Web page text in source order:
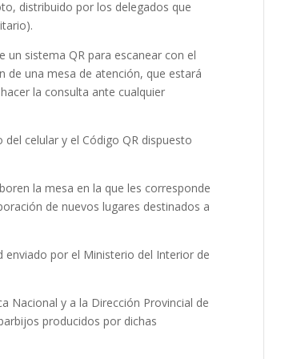
distribuido por los delegados que
un sistema QR para escanear con el
de una mesa de atención, que estará
la consulta ante cualquier
celular y el Código QR dispuesto
la mesa en la que les corresponde
de nuevos lugares destinados a
enviado por el Ministerio del Interior de
Nacional y a la Dirección Provincial de
producidos por dichas